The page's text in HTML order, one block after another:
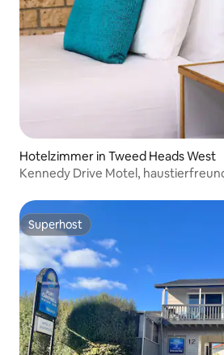
Hotelzimmer in Tweed Heads West
Kennedy Drive Motel,
Superhost
Superhost